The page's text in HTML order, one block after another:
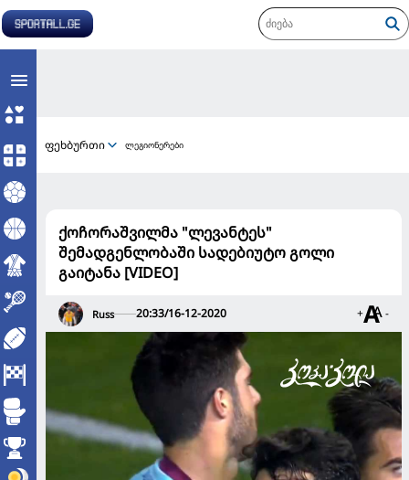
ფეხბურთი ლეგიონერები
ქოჩორაშვილმა "ლევანტეს"
შემადგენლობაში სადებიუტო გოლი
გაიტანა [VIDEO]
Russ 20:33/16-12-2020 + -